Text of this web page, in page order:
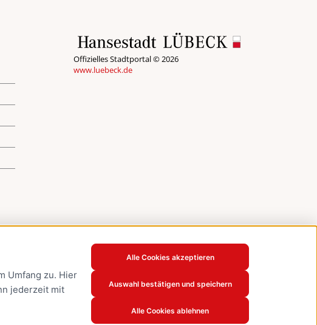
Umfang zu. Hier
jederzeit mit
Alle Cookies akzeptieren
Auswahl bestätigen und speichern
Alle Cookies ablehnen
Offizielles Stadtportal © 2026
www.luebeck.de